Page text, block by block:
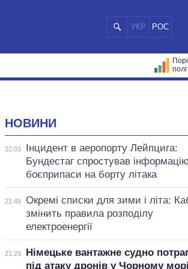
УКР РОС
НОВИНИ
22:03
Інцидент в аеропорту Лейпцига:
Бундестаг спростував
боєприпаси на борту літака
21:49
Окремі списки для зими і літа:
змінить правила розподілу
електроенергії
21:29
Німецьке вантажне судно
під атаку дронів у Чорному